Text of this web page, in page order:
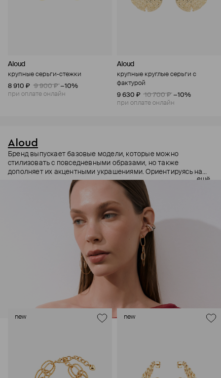
Aloud
крупные серьги-стежки
8 910 ₽
9 900 ₽ −10%
при оплате онлайн
Aloud
крупные круглые серьги с
фактурой
9 630 ₽
10 700 ₽ −10%
при оплате онлайн
Aloud
Бренд выпускает базовые модели, которые можно
стилизовать с повседневными образами, но также
дополняет их акцентными украшениями. Ориентируясь на
долгосрочные тренды, вдохновляясь культурой, искусством и
людьми, Aloud показывает коллекции несколько раз в год. А
в названии бренда зашифрован призыв слушать внутренний
голос и транслировать его через украшения.
ещё
new new